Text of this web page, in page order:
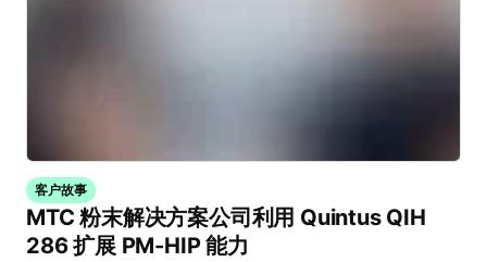
客户故事
MTC 粉末解决方案公司利用 Quintus QIH
286 扩展 PM-HIP 能力